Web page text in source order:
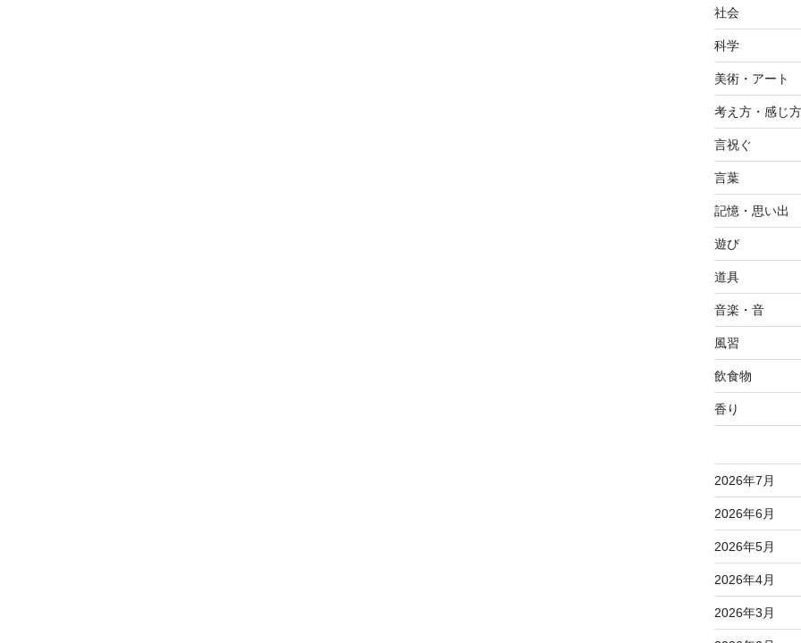
社会
科学
美術・アート
考え方・感じ方
言祝ぐ
言葉
記憶・思い出
遊び
道具
音楽・音
風習
飲食物
香り
2026年7月
2026年6月
2026年5月
2026年4月
2026年3月